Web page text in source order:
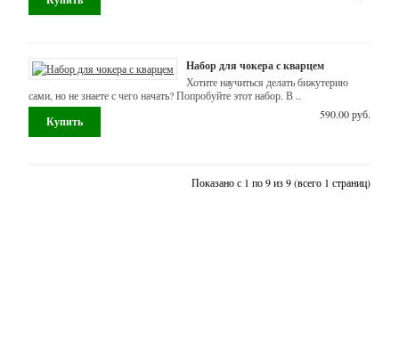
Перья
Инструменты
Атласные
ленты
Набор для чокера с кварцем
Хотите научиться делать бижутерию
сами, но не знаете с чего начать? Попробуйте этот набор. В ..
590.00 руб.
Показано с 1 по 9 из 9 (всего 1 страниц)